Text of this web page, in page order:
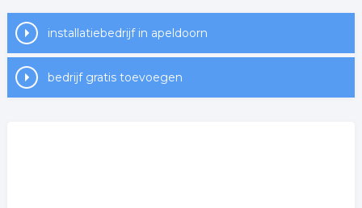
installatiebedrijf in apeldoorn
bedrijf gratis toevoegen